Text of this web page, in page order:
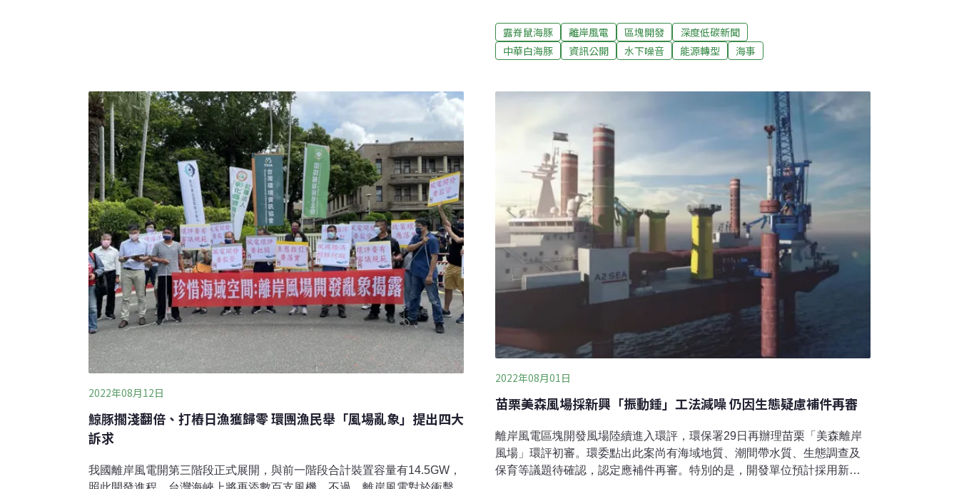
英國要求開發單位提交施工前減噪計劃書，政府平台則將海事噪音資訊地
圖化，讓環境累積效應一目了然。環團也指出，環保署參考德國訂定的水
下噪音管制標準不符國內需求，德國相關海域只有一種海豚，總數多達30
強度不可比擬。照抄德國水下噪音標準 環團批不符本國保育需求作為環評
委員審查依據之一，環保署今年3月提出一份檢核表，將離岸風電噪音管制
閾值訂在160分貝。但專家及環保團體普遍認為，這套從德國離岸風場海洋
生態監測指引（StUK4）移植而來的管制標準，並沒有足夠的科學依據證
明符合國內
露脊鼠海豚 離岸風電 區塊開發
深度低碳新聞
中華白海豚
資訊公開 水下噪音 能源轉型 海事
2022年08月12日
鯨豚擱淺翻倍、打樁日漁獲歸零 環團漁民舉「風場亂象」提出四大
訴求
我國離岸風電開第三階段正式展開，與前一階段合計裝置容量有14.5GW，
2022年08月01日
苗栗美森風場採新興「振動錘」工法減噪 仍因生態疑慮補件再審
離岸風電區塊開發風場陸續進入環評，環保署29日再辦理苗栗「美森離岸
風場」環評初審。環委點出此案尚有海域地質、潮間帶水質、生態調查及
保育等議題待確認，認定應補件再審。特別的是，開發單位預計採用新興